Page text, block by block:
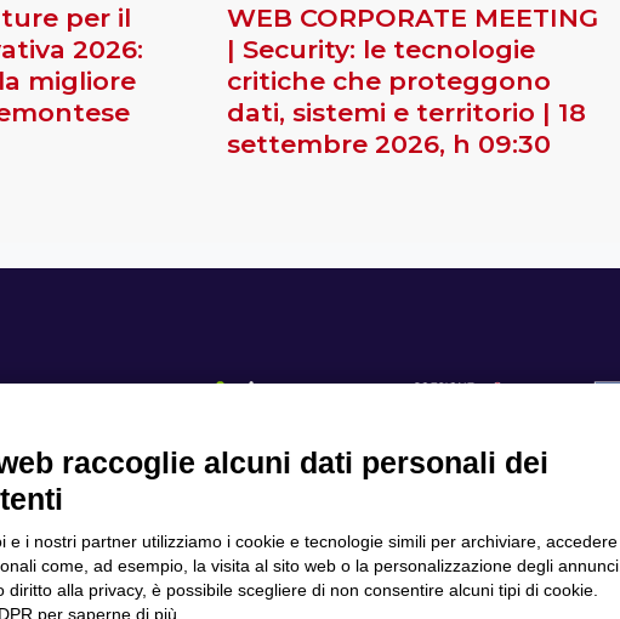
per il
2026:
migliore
WEB CORPORATE MEETING
| Security: le tecnologie
critiche che proteggono
dati, sistemi e territorio | 18
settembre 2026, h 09:30
il Polo Servizi
Community
Partner
Finanziamenti e bandi
News & Eventi
raccoglie alcuni dati personali dei
e i nostri partner utilizziamo i cookie e tecnologie simili per archiviare, accedere
come, ad esempio, la visita al sito web o la personalizzazione degli annunci.
diritto alla privacy, è possibile scegliere di non consentire alcuni tipi di cookie.
per saperne di più.